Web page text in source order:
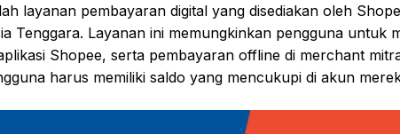
layanan pembayaran digital yang disediakan oleh
Tenggara. Layanan ini memungkinkan pengguna untuk
Shopee, serta pembayaran offline di merchant
harus memiliki saldo yang mencukupi di akun